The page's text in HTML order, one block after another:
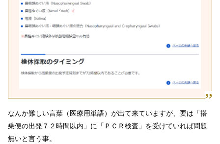
なんか難しい言葉（医療用単語）が出て来ていますが、要は「搭
乗便の出発７２時間以内」に「ＰＣＲ検査」を受けていれば問題
無いと言う事。